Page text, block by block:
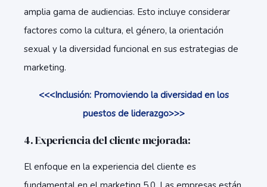
amplia gama de audiencias. Esto incluye considerar
factores como la cultura, el género, la orientación
sexual y la diversidad funcional en sus estrategias de
marketing.
<<<Inclusión: Promoviendo la diversidad en los
puestos de liderazgo>>>
4. Experiencia del cliente mejorada:
El enfoque en la experiencia del cliente es